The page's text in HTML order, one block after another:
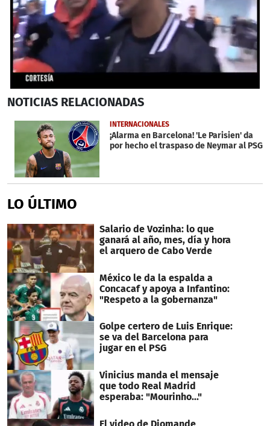
seconds
1
minute,
seconds
NOTICIAS RELACIONADAS
INTERNACIONALES
¡Alarma en Barcelona! 'Le Parisien' da
por hecho el traspaso de Neymar al PSG
LO ÚLTIMO
Salario de Vozinha: lo que
ganará al año, mes, día y hora
el arquero de Cabo Verde
México le da la espalda a
Concacaf y apoya a Infantino:
"Respeto a la gobernanza"
Golpe certero de Luis Enrique:
se va del Barcelona para
jugar en el PSG
Vinicius manda el mensaje
que todo Real Madrid
esperaba: "Mourinho..."
El video de Diomande